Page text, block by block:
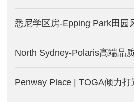
悉尼学区房-Epping Park田园
North Sydney-Polaris高端品